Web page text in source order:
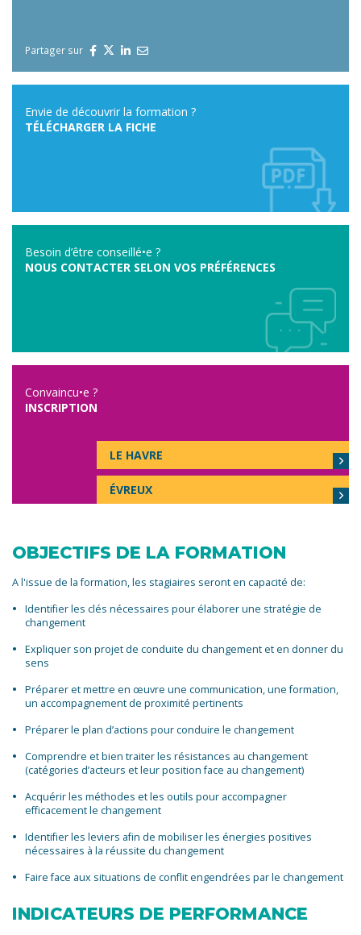
Partager sur
Envie de découvrir la formation ?
TÉLÉCHARGER LA FICHE
Besoin d’être conseillé•e ?
NOUS CONTACTER SELON VOS PRÉFÉRENCES
Convaincu•e ?
INSCRIPTION
LE HAVRE
ÉVREUX
OBJECTIFS DE LA FORMATION
A l'issue de la formation, les stagiaires seront en capacité de:
Identifier les clés nécessaires pour élaborer une stratégie de
changement
Expliquer son projet de conduite du changement et en donner du
sens
Préparer et mettre en œuvre une communication, une formation,
un accompagnement de proximité pertinents
Préparer le plan d’actions pour conduire le changement
Comprendre et bien traiter les résistances au changement
(catégories d’acteurs et leur position face au changement)
Acquérir les méthodes et les outils pour accompagner
efficacement le changement
Identifier les leviers afin de mobiliser les énergies positives
nécessaires à la réussite du changement
Faire face aux situations de conflit engendrées par le changement
INDICATEURS DE PERFORMANCE